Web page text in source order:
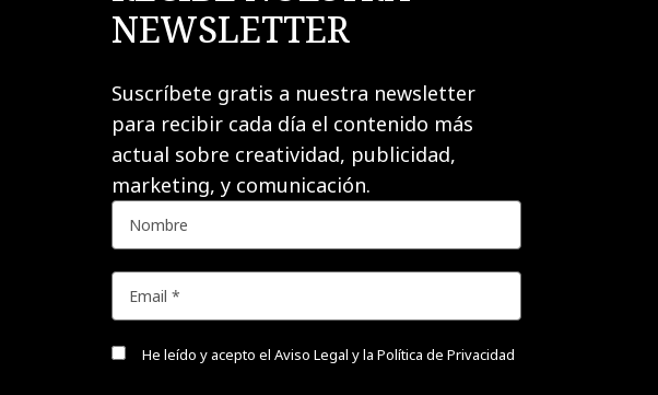
NEWSLETTER
Suscríbete gratis a nuestra newsletter
para recibir cada día el contenido más
actual sobre creatividad, publicidad,
marketing, y comunicación.
He leído y acepto el Aviso Legal y la Política de Privacidad